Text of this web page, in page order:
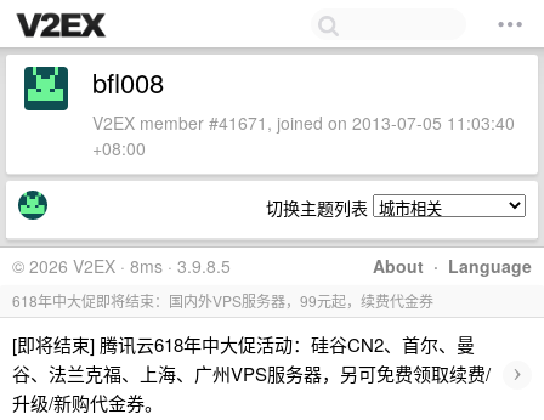
bfl008
V2EX member #41671, joined on 2013-07-05 11:03:40
+08:00
切换主题列表
About · Language
© 2026 V2EX · 8ms · 3.9.8.5
618年中大促即将结束：国内外VPS服务器，99元起，续费代金券
[即将结束] 腾讯云618年中大促活动：硅谷CN2、首尔、曼
谷、法兰克福、上海、广州VPS服务器，另可免费领取续费/
升级/新购代金券。
›